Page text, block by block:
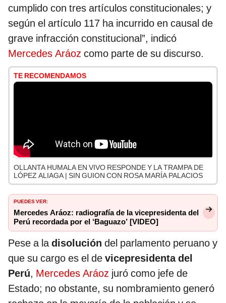
cumplido con tres artículos constitucionales; y
según el artículo 117 ha incurrido en causal de
grave infracción constitucional”, indicó
Mercedes Aráoz como parte de su discurso.
TE RECOMENDAMOS
OLLANTA HUMALA EN VIVO RESPONDE Y LA TRAMPA DE
LÓPEZ ALIAGA | SIN GUION CON ROSA MARÍA PALACIOS
PUEDES VER:
Mercedes Aráoz: radiografía de la vicepresidenta del
Perú recordada por el ‘Baguazo’ [VIDEO]
Pese a ladisolución del parlamento peruano y
que su cargo es el de vicepresidenta del
Perú, Mercedes Aráoz juró como jefe de
Estado; no obstante, su nombramiento generó